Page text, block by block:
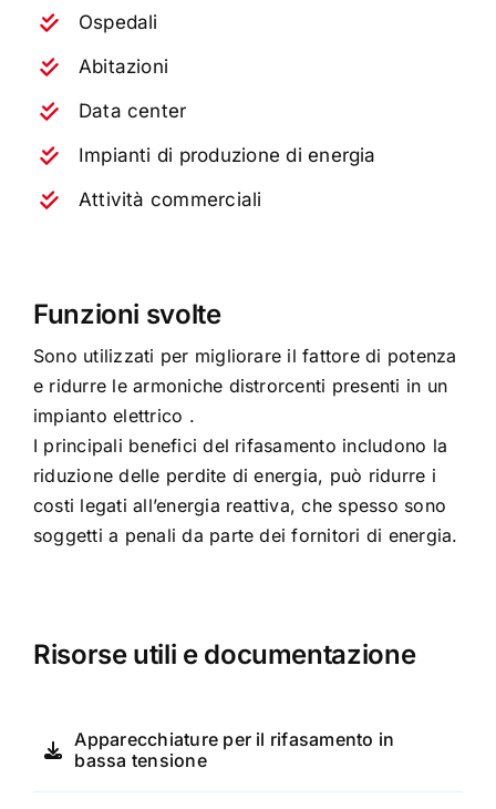
Ospedali
Abitazioni
Data center
Impianti di produzione di energia
Attività commerciali
Funzioni svolte
Sono utilizzati per migliorare il fattore di potenza
e ridurre le armoniche distrorcenti presenti in un
impianto elettrico .
I principali benefici del rifasamento includono la
riduzione delle perdite di energia, può ridurre i
costi legati all’energia reattiva, che spesso sono
soggetti a penali da parte dei fornitori di energia.
Risorse utili e documentazione
Apparecchiature per il rifasamento in
bassa tensione